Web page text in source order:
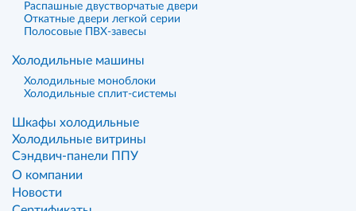
Распашные двустворчатые двери
Откатные двери легкой серии
Полосовые ПВХ-завесы
Холодильные машины
Холодильные моноблоки
Холодильные сплит-системы
Шкафы холодильные
Холодильные витрины
Сэндвич-панели ППУ
О компании
Новости